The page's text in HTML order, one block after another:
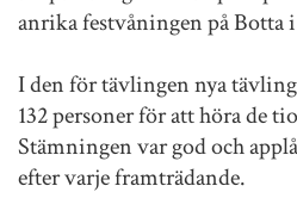
anrika festvåningen på Botta
I den för tävlingen nya
132 personer för att höra de
Stämningen var god och
efter varje framträdande.